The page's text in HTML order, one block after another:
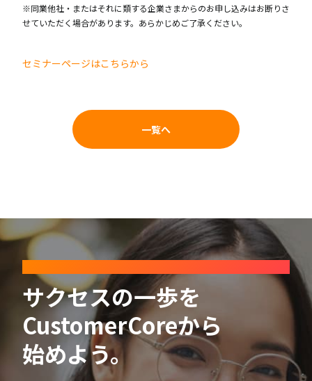
※同業他社・またはそれに類する企業さまからのお申し込みはお断りさ
せていただく場合があります。あらかじめご了承ください。
セミナーページはこちらから
一覧へ
サクセスの一歩を
CustomerCoreから
始めよう。